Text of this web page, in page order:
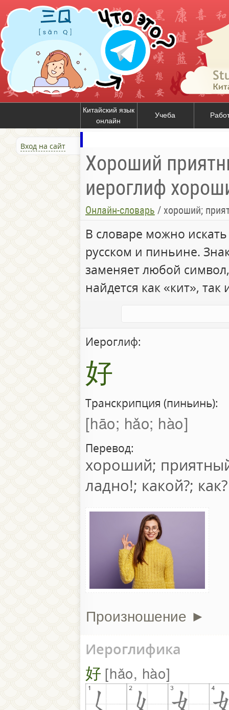
Китайский язык
онлайн
Учеба
Вход на сайт
Хороший
иероглиф
Онлайн-словарь / хороший;
В словаре можно
русском и пиньине.
заменяет любой
найдется как «кит», так
Иероглиф:
好
Транскрипция (пиньинь):
hāo; hǎo; hào
Перевод:
хороший;
ладно!; какой?; как?
Произношение ►
Иероглифика
好 hǎo, hào